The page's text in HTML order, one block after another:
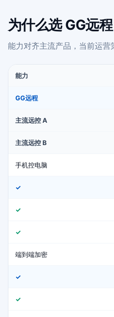
为什么选 GG远程
能力对齐主流产品，当前运营
能力
GG远程
主流远控 A
主流远控 B
手机控电脑
✓
✓
✓
端到端加密
✓
✓